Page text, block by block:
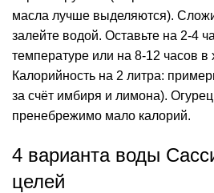
масла лучше выделяются).
залейте водой. Оставьте на 2-4
температуре или на 8-12 часов в
Калорийность на 2 литра:
за счёт имбиря и лимона).
пренебрежимо мало калорий.
4 варианта воды
целей